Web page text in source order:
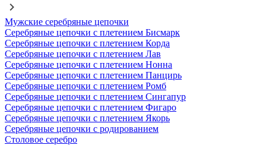
Мужские серебряные цепочки
Серебряные цепочки с плетением Бисмарк
Серебряные цепочки с плетением Корда
Серебряные цепочки с плетением Лав
Серебряные цепочки с плетением Нонна
Серебряные цепочки с плетением Панцирь
Серебряные цепочки с плетением Ромб
Серебряные цепочки с плетением Сингапур
Серебряные цепочки с плетением Фигаро
Серебряные цепочки с плетением Якорь
Серебряные цепочки с родированием
Столовое серебро